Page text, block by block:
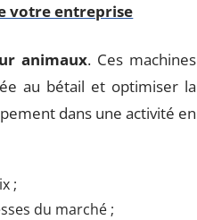
votre entreprise
animaux. Ces machines
au bétail et optimiser la
dans une activité en
;
du marché ;